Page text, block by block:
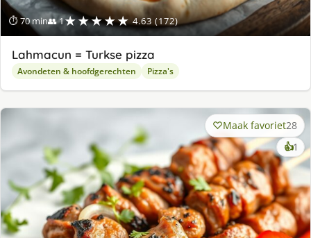
⏱ 70 min👥 1★★★★★ 4.63 (172)
Lahmacun = Turkse pizza
Avondeten & hoofdgerechten Pizza's
Maak favoriet28
👍1